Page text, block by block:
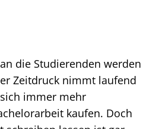
die Studierenden werden
Zeitdruck nimmt laufend
immer mehr
kaufen. Doch